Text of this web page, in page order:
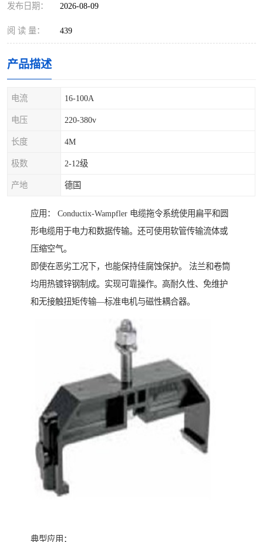
发布日期： 2026-08-09
阅 读 量： 439
产品描述
电流 16-100A
电压 220-380v
长度 4M
极数 2-12级
产地 德国
应用： Conductix-Wampfler 电缆拖令系统使用扁平和圆
形电缆用于电力和数据传输。还可使用软管传输流体或
压缩空气。
即使在恶劣工况下，也能保持佳腐蚀保护。 法兰和卷筒
均用热镀锌钢制成。实现可靠操作。高耐久性、免维护
和无接触扭矩传输—标准电机与磁性耦合器。
典型应用：